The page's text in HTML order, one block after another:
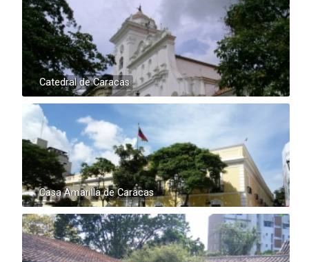
Catedral de Caracas
Casa Amarilla de Caracas